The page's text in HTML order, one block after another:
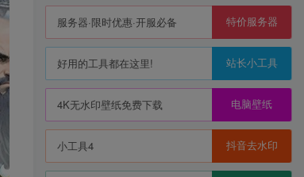
广告位
广告位
广告位
广告位
服务器·限时优惠·开服必备 特价服务器
好用的工具都在这里! 站长小工具
4K无水印壁纸免费下载 电脑壁纸
小工具4 抖音去水印